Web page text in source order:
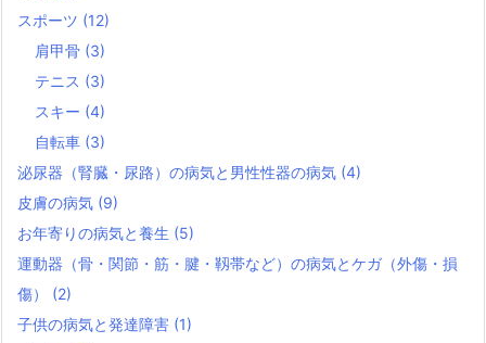
スポーツ (12)
肩甲骨 (3)
テニス (3)
スキー (4)
自転車 (3)
泌尿器（腎臓・尿路）の病気と男性性器の病気 (4)
皮膚の病気 (9)
お年寄りの病気と養生 (5)
運動器（骨・関節・筋・腱・靱帯など）の病気とケガ（外傷・損
傷） (2)
子供の病気と発達障害 (1)